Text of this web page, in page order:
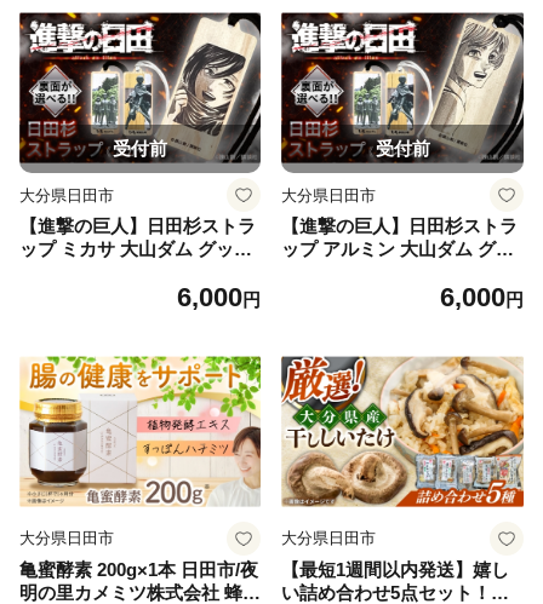
受付前
大分県日田市
【進撃の巨人】日田杉ストラ
ップ ミカサ 大山ダム グッズ
丸記屋 進撃の巨人 [ARGH00
6,000円
受付前
大分県日田市
【進撃の巨人】日田杉ストラ
ップ アルミン 大山ダム グッ
市 ／ 有限会社丸記屋 [ARGH
6,000円
大分県日田市
亀蜜酵素 200g×1本 日田市/夜
明の里カメミツ株式会社 蜂蜜
大分県日田市
【最短1週間以内発送】嬉し
い詰め合わせ5点セット！大